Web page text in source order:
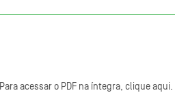
Para acessar o PDF na íntegra, clique aqui.